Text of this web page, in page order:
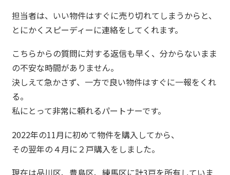
担当者は、いい物件はすぐに売り切れてしまうからと、
とにかくスピーディーに連絡をしてくれます。
こちらからの質問に対する返信も早く、分からないまま
の不安な時間がありません。
決しえて急かさず、一方で良い物件はすぐに一報をくれ
る。
私にとって非常に頼れるパートナーです。
2022年の11月に初めて物件を購入してから、
その翌年の４月に２戸購入をしました。
現在は品川区、豊島区、練馬区に計3戸を所有していま